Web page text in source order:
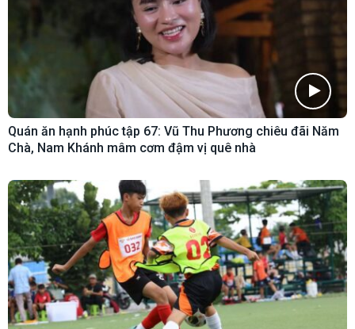
Quán ăn hạnh phúc tập 67: Vũ Thu Phương chiêu đãi Năm
Chà, Nam Khánh mâm cơm đậm vị quê nhà